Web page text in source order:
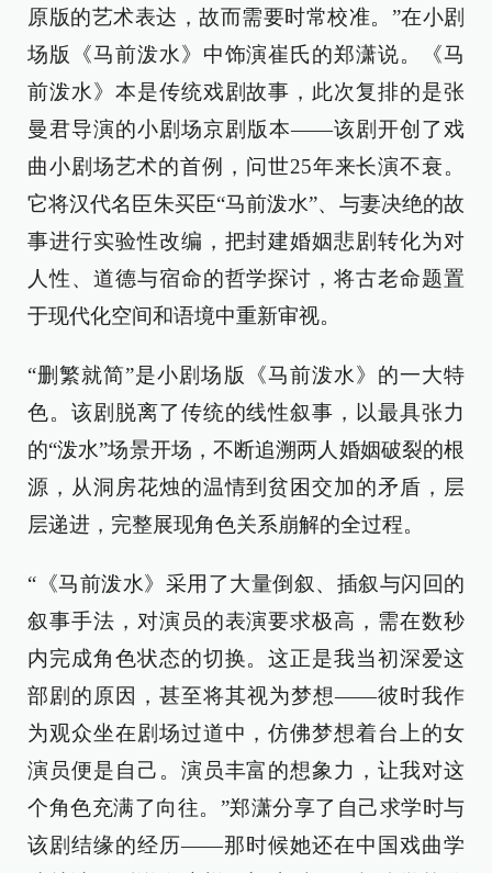
原版的艺术表达，故而需要时常校准。”在小剧
场版《马前泼水》中饰演崔氏的郑潇说。《马
前泼水》本是传统戏剧故事，此次复排的是张
曼君导演的小剧场京剧版本——该剧开创了戏
曲小剧场艺术的首例，问世25年来长演不衰。
它将汉代名臣朱买臣“马前泼水”、与妻决绝的故
事进行实验性改编，把封建婚姻悲剧转化为对
人性、道德与宿命的哲学探讨，将古老命题置
于现代化空间和语境中重新审视。
“删繁就简”是小剧场版《马前泼水》的一大特
色。该剧脱离了传统的线性叙事，以最具张力
的“泼水”场景开场，不断追溯两人婚姻破裂的根
源，从洞房花烛的温情到贫困交加的矛盾，层
层递进，完整展现角色关系崩解的全过程。
“《马前泼水》采用了大量倒叙、插叙与闪回的
叙事手法，对演员的表演要求极高，需在数秒
内完成角色状态的切换。这正是我当初深爱这
部剧的原因，甚至将其视为梦想——彼时我作
为观众坐在剧场过道中，仿佛梦想着台上的女
演员便是自己。演员丰富的想象力，让我对这
个角色充满了向往。”郑潇分享了自己求学时与
该剧结缘的经历——那时候她还在中国戏曲学